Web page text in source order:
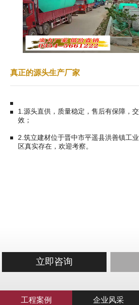
真正的源头生产厂家
1.源头直供，质量稳定，售后有保障，
效；
2.筑立建材位于晋中市平遥县洪善镇工
区真实存在，欢迎考察。
立即咨询
工程案例 企业风采